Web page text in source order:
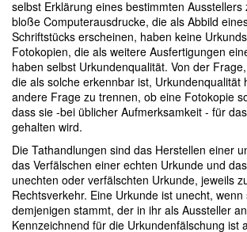
selbst Erklärung eines bestimmten Ausstellers
bloße Computerausdrucke, die als Abbild
Schriftstücks erscheinen, haben keine
Fotokopien, die als weitere Ausfertigungen
haben selbst Urkundenqualität. Von der
die als solche erkennbar ist, Urkundenqualität
andere Frage zu trennen, ob eine Fotokopie
dass sie -bei üblicher Aufmerksamkeit - für
gehalten wird.
Die Tathandlungen sind das Herstellen einer
das Verfälschen einer echten Urkunde und
unechten oder verfälschten Urkunde, jeweils
Rechtsverkehr. Eine Urkunde ist unecht, wenn
demjenigen stammt, der in ihr als Aussteller
Kennzeichnend für die Urkundenfälschung ist